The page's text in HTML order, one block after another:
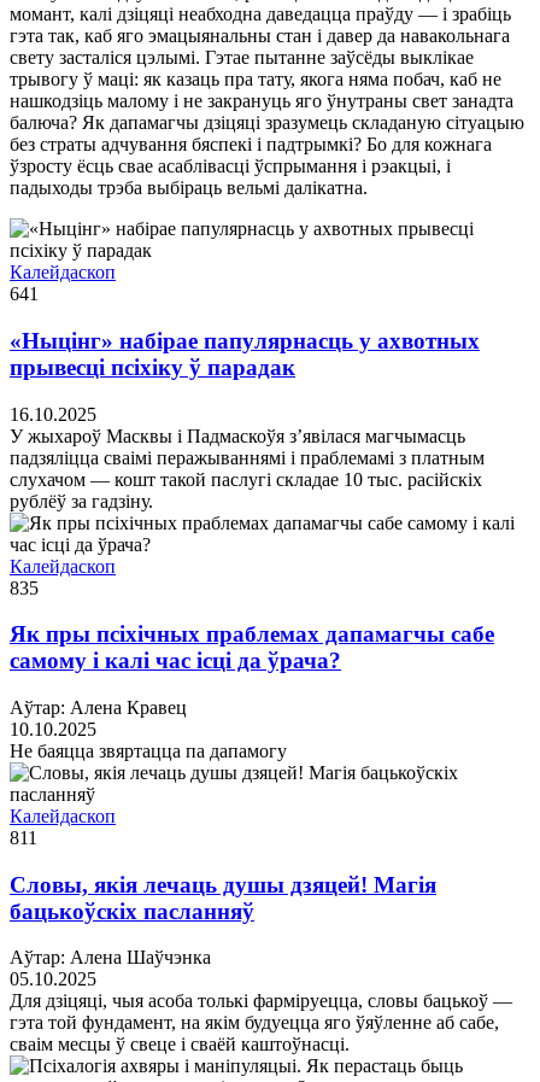
момант, калі дзіцяці неабходна даведацца праўду — і зрабіць
гэта так, каб яго эмацыянальны стан і давер да навакольнага
свету засталіся цэлымі. Гэтае пытанне заўсёды выклікае
трывогу ў маці: як казаць пра тату, якога няма побач, каб не
нашкодзіць малому і не закрануць яго ўнутраны свет занадта
балюча? Як дапамагчы дзіцяці зразумець складаную сітуацыю
без страты адчування бяспекі і падтрымкі? Бо для кожнага
ўзросту ёсць свае асаблівасці ўспрымання і рэакцыі, і
падыходы трэба выбіраць вельмі далікатна.
Калейдаскоп
641
«Ныцінг» набірае папулярнасць у ахвотных
прывесці псіхіку ў парадак
16.10.2025
У жыхароў Масквы і Падмаскоўя з’явілася магчымасць
падзяліцца сваімі перажываннямі і праблемамі з платным
слухачом — кошт такой паслугі складае 10 тыс. расійскіх
рублёў за гадзіну.
Калейдаскоп
835
Як пры псіхічных праблемах дапамагчы сабе
самому і калі час ісці да ўрача?
Аўтар: Алена Кравец
10.10.2025
Не баяцца звяртацца па дапамогу
Калейдаскоп
811
Словы, якія лечаць душы дзяцей! Магія
бацькоўскіх пасланняў
Аўтар: Алена Шаўчэнка
05.10.2025
Для дзіцяці, чыя асоба толькі фарміруецца, словы бацькоў —
гэта той фундамент, на якім будуецца яго ўяўленне аб сабе,
сваім месцы ў свеце і сваёй каштоўнасці.